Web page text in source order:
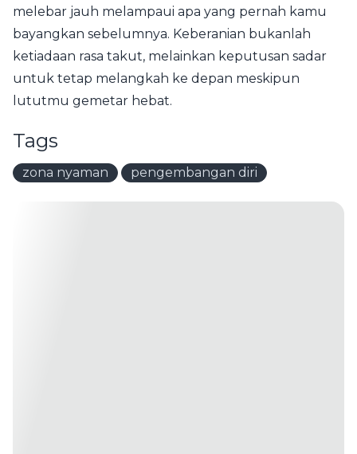
melebar jauh melampaui apa yang pernah kamu
bayangkan sebelumnya. Keberanian bukanlah
ketiadaan rasa takut, melainkan keputusan sadar
untuk tetap melangkah ke depan meskipun
lututmu gemetar hebat.
Tags
zona nyaman pengembangan diri